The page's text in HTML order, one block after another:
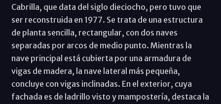
Cabrilla, que data del siglo dieciocho, pero tuvo que
ser reconstruida en 1977. Se trata de una estructura
de planta sencilla, rectangular, con dos naves
separadas por arcos de medio punto. Mientras la
nave principal está cubierta por una armadura de
vigas de madera, la nave lateral más pequeña,
concluye con vigas inclinadas. En el exterior, cuya
fachada es de ladrillo visto y mampostería, destaca la